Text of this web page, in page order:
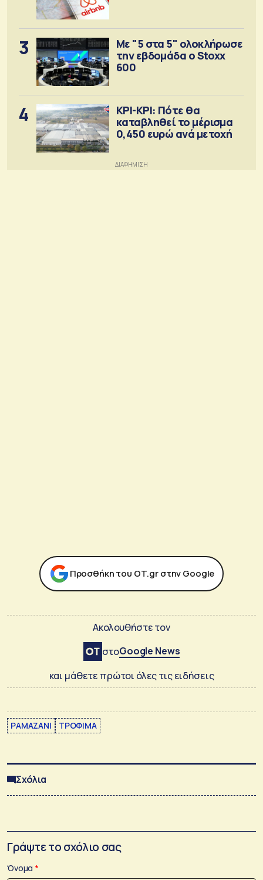
3
Με "5 στα 5" ολοκλήρωσε
την εβδομάδα ο Stoxx
600
4
ΚΡΙ-ΚΡΙ: Πότε θα
καταβληθεί το μέρισμα
0,450 ευρώ ανά μετοχή
Προσθήκη του ΟΤ.gr στην Google
Ακολουθήστε τον
στοGoogle News
και μάθετε πρώτοι όλες τις ειδήσεις
ΡΑΜΑΖΑΝΙ ΤΡΟΦΙΜΑ
Σχόλια
Γράψτε το σχόλιο σας
Όνομα